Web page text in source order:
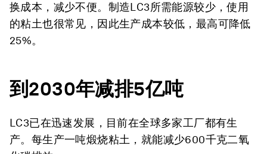
换成本，减少不便。制造LC3所需能源较少，使用
的粘土也很常见，因此生产成本较低，最高可降低
25%。
到2030年减排5亿吨
LC3已在迅速发展，目前在全球多家工厂都有生
产。每生产一吨煅烧粘土，就能减少600千克二氧